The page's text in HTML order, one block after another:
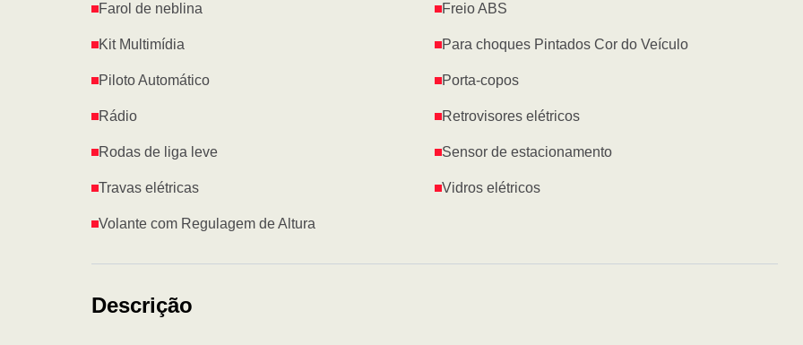
Farol de neblina Freio ABS
Kit Multimídia Para choques Pintados Cor do Veículo
Piloto Automático Porta-copos
Rádio Retrovisores elétricos
Rodas de liga leve Sensor de estacionamento
Travas elétricas Vidros elétricos
Volante com Regulagem de Altura
Descrição